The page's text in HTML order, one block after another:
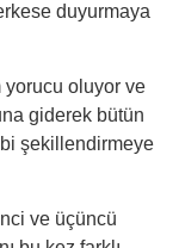
duyurmaya
yorucu oluyor ve
giderek bütün
şekillendirmeye
ve üçüncü